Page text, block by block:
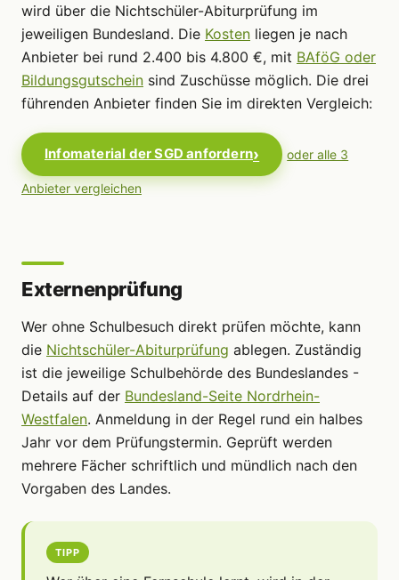
wird über die Nichtschüler-Abiturprüfung im
jeweiligen Bundesland. Die Kosten liegen je nach
Anbieter bei rund 2.400 bis 4.800 €, mit BAföG oder
Bildungsgutschein sind Zuschüsse möglich. Die drei
führenden Anbieter finden Sie im direkten Vergleich:
Infomaterial der SGD anfordern oder alle 3
Anbieter vergleichen
Externenprüfung
Wer ohne Schulbesuch direkt prüfen möchte, kann
die Nichtschüler-Abiturprüfung ablegen. Zuständig
ist die jeweilige Schulbehörde des Bundeslandes -
Details auf der Bundesland-Seite Nordrhein-
Westfalen. Anmeldung in der Regel rund ein halbes
Jahr vor dem Prüfungstermin. Geprüft werden
mehrere Fächer schriftlich und mündlich nach den
Vorgaben des Landes.
TIPP